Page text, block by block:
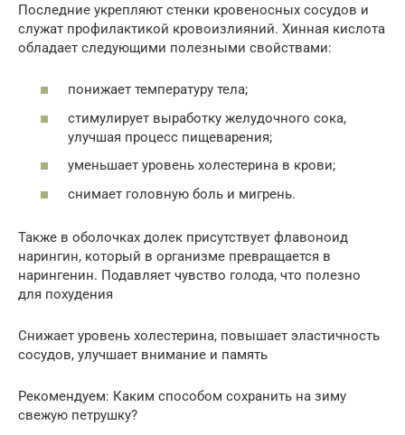
Последние укрепляют стенки кровеносных сосудов и
служат профилактикой кровоизлияний. Хинная кислота
обладает следующими полезными свойствами:
понижает температуру тела;
стимулирует выработку желудочного сока,
улучшая процесс пищеварения;
уменьшает уровень холестерина в крови;
снимает головную боль и мигрень.
Также в оболочках долек присутствует флавоноид
нарингин, который в организме превращается в
нарингенин. Подавляет чувство голода, что полезно
для похудения
Снижает уровень холестерина, повышает эластичность
сосудов, улучшает внимание и память
Рекомендуем: Каким способом сохранить на зиму
свежую петрушку?